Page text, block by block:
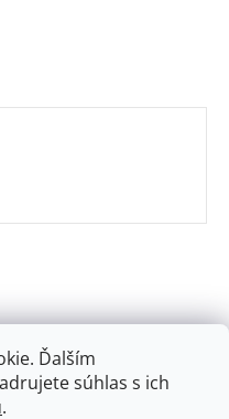
Ďalším
súhlas s ich
.